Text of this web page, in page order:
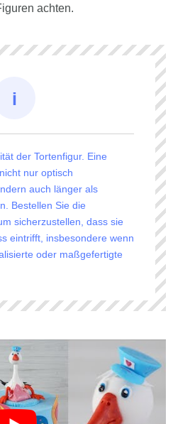
achten.
der Tortenfigur. Eine
nur optisch
auch länger als
Bestellen Sie die
sicherzustellen, dass sie
eintrifft, insbesondere wenn
oder maßgefertigte